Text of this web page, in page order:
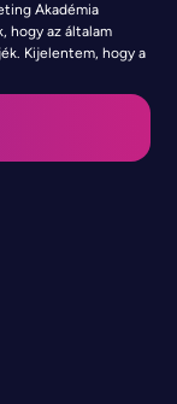
Akadémia
hogy az általam
Kijelentem, hogy a